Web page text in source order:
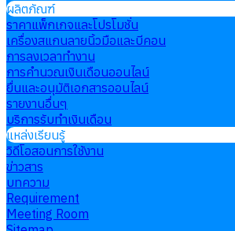
ผลิตภัณฑ์
ราคาแพ็กเกจและโปรโมชั่น
เครื่องสแกนลายนิ้วมือและบีคอน
การลงเวลาทำงาน
การคำนวณเงินเดือนออนไลน์
ยื่นและอนุมัติเอกสารออนไลน์
รายงานอื่นๆ
บริการรับทำเงินเดือน
แหล่งเรียนรู้
วิดีโอสอนการใช้งาน
ข่าวสาร
บทความ
Requirement
Meeting Room